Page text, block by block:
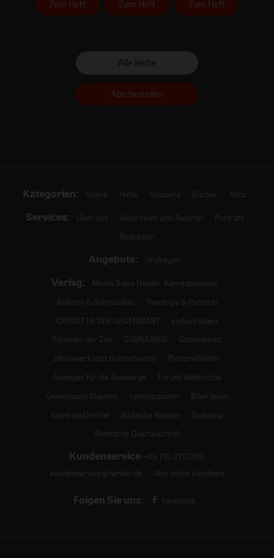
Zum Heft Zum Heft Zum Heft
Alle Hefte
Abo bestellen
Kategorien: Online Hefte Dossiers Bücher Abos
Services: Über uns Autorinnen und Autoren
Porträts
Redaktion
Angebote: Umfragen
Verlag:
Media Sales Herder Korrespondenz
Religion & Spiritualität
Theologie & Pastoral
CHRIST IN DER GEGENWART
einfach leben
Stimmen der Zeit
COMMUNIO
Gottesdienst
Ideenwerkstatt Gottesdienste
Pastoralblätter
Anzeiger für die Seelsorge
Forum Weltkirche
Gemeinsam Glauben
Lebensspuren
Bibel lesen
kunst und kirche
Biblische Notizen
Diakonia
Römische Quartalschrift
Kundenservice +49 761 2717200
kundenservice@herder.de
Abo online kündigen
Folgen Sie uns: Facebook